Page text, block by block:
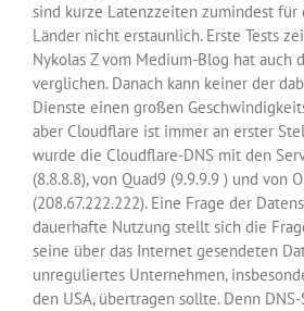
sind kurze Latenzzeiten zumindest für
Länder nicht erstaunlich. Erste Tests
Nykolas Z vom Medium-Blog hat auch
verglichen. Danach kann keiner der
Dienste einen großen
aber Cloudflare ist immer an erster
wurde die Cloudflare-DNS mit den
(8.8.8.8), von Quad9 (9.9.9.9 ) und von
(208.67.222.222). Eine Frage der
dauerhafte Nutzung stellt sich die
seine über das Internet gesendeten
unreguliertes Unternehmen,
den USA, übertragen sollte. Denn